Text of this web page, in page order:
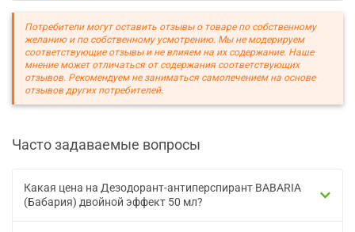
Потребители могут оставить отзывы о товаре по собственному
желанию и по собственному усмотрению. Мы не модерируем
соответствующие отзывы и не влияем на их содержание. Наше
мнение может отличаться от содержания соответствующих
отзывов. Рекомендуем не заниматься самолечением на основе
отзывов других потребителей.
Часто задаваемые вопросы
Какая цена на Дезодорант-антиперспирант BABARIA
(Бабария) двойной эффект 50 мл?